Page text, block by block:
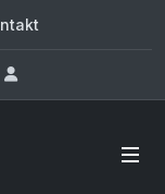
930